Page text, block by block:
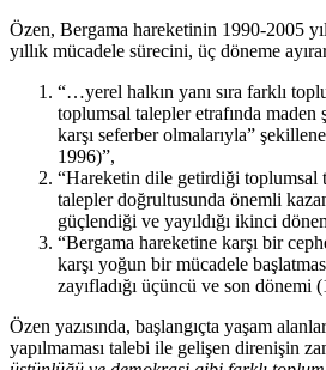
Özen, Bergama hareketinin 1990-2005
yıllık mücadele sürecini, üç döneme
“…yerel halkın yanı sıra farklı
toplumsal talepler etrafında
karşı seferber olmalarıyla”
1996)”,
“Hareketin dile getirdiği toplumsal
talepler doğrultusunda önemli
güçlendiği ve yayıldığı ikinci
“Bergama hareketine karşı bir
karşı yoğun bir mücadele
zayıfladığı üçüncü ve son dönemi
Özen yazısında, başlangıçta yaşam
yapılmaması talebi ile gelişen direnişin